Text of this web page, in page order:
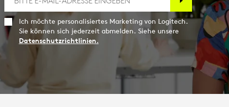
Ich möchte personalisiertes Marketing von Logitech.
Sie können sich jederzeit abmelden. Siehe unsere
Datenschutzrichtlinien.